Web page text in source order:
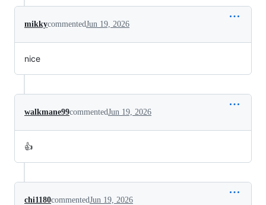
mikkycommentedJun 19, 2026
nice
walkmane99commentedJun 19, 2026
👍️
chi1180commentedJun 19, 2026